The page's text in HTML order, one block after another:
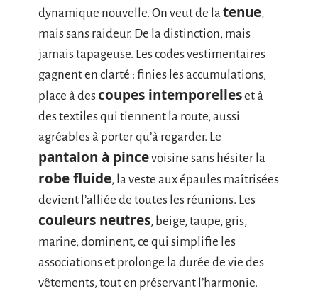
dynamique nouvelle. On veut de la tenue,
mais sans raideur. De la distinction, mais
jamais tapageuse. Les codes vestimentaires
gagnent en clarté : finies les accumulations,
place à descoupes intemporelleset à
des textiles qui tiennent la route, aussi
agréables à porter qu’à regarder. Le
pantalon à pincevoisine sans hésiter la
robe fluide, la veste aux épaules maîtrisées
devient l’alliée de toutes les réunions. Les
couleurs neutres, beige, taupe, gris,
marine, dominent, ce qui simplifie les
associations et prolonge la durée de vie des
vêtements, tout en préservant l’harmonie.